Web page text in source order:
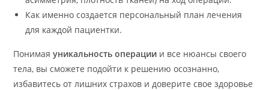
Как именно создается персональный план лечения
для каждой пациентки.
Понимаяуникальность операции и все нюансы своего
тела, вы сможете подойти к решению осознанно,
избавитесь от лишних страхов и доверите свое здоровье